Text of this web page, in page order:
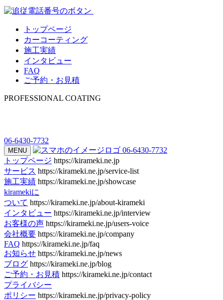
トップページ
カーコーティング
施工実績
インタビュー
FAQ
ご予約・お見積
PROFESSIONAL COATING
06-6430-7732
MENU
06-6430-7732
トップページ https://kirameki.ne.jp
サービス https://kirameki.ne.jp/service-list
施工実績 https://kirameki.ne.jp/showcase
kiramekiに
ついて https://kirameki.ne.jp/about-kirameki
インタビュー https://kirameki.ne.jp/interview
お客様の声 https://kirameki.ne.jp/users-voice
会社概要 https://kirameki.ne.jp/company
FAQ https://kirameki.ne.jp/faq
お知らせ https://kirameki.ne.jp/news
ブログ https://kirameki.ne.jp/blog
ご予約・お見積 https://kirameki.ne.jp/contact
プライバシー
ポリシー https://kirameki.ne.jp/privacy-policy